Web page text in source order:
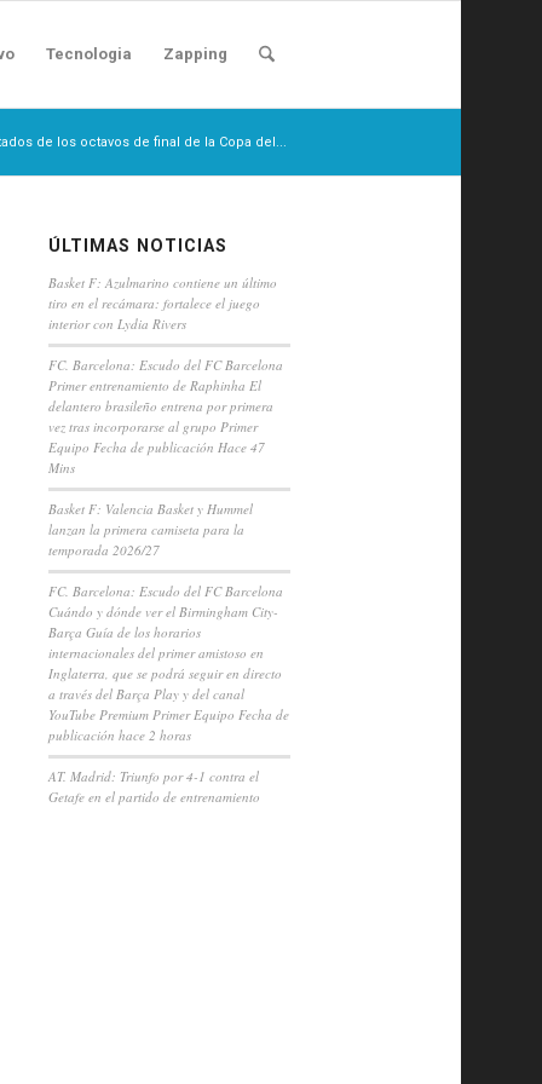
Tecnologia Zapping
de los octavos de final de la Copa del...
ÚLTIMAS NOTICIAS
Basket F: Azulmarino contiene un último
tiro en el recámara: fortalece el juego
interior con Lydia Rivers
FC. Barcelona: Escudo del FC Barcelona
Primer entrenamiento de Raphinha El
delantero brasileño entrena por primera
vez tras incorporarse al grupo Primer
Equipo Fecha de publicación Hace 47
Mins
Basket F: Valencia Basket y Hummel
lanzan la primera camiseta para la
temporada 2026/27
FC. Barcelona: Escudo del FC Barcelona
Cuándo y dónde ver el Birmingham City-
Barça Guía de los horarios
internacionales del primer amistoso en
Inglaterra, que se podrá seguir en directo
a través del Barça Play y del canal
YouTube Premium Primer Equipo Fecha de
publicación hace 2 horas
AT. Madrid: Triunfo por 4-1 contra el
Getafe en el partido de entrenamiento